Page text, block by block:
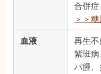
合併症
＞＞
血液
再生
紫班
パ腫、